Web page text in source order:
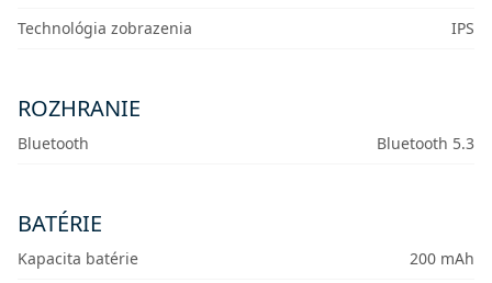
Technológia zobrazenia
IPS
ROZHRANIE
Bluetooth Bluetooth 5.3
BATÉRIE
Kapacita batérie 200 mAh